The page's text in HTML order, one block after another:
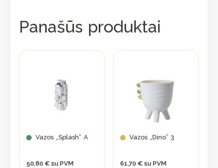
Panašūs produktai
Vazos „Splash” A
50,80 € su PVM
Vazos „Dino” 3
61,70 € su PVM